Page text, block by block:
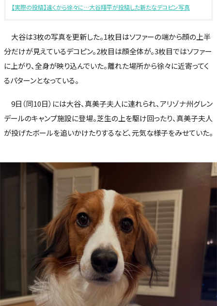
【実際の投稿】遠くから徐々に…大谷翔平が投稿した新たなデコピン写真
大谷は3枚の写真を更新した。1枚目はソファーの端から顔の上半
分だけが見えているデコピン。2枚目は顔全体が。3枚目ではソファー
に上がり、全身が映り込んでいた。離れた場所から徐々に近寄ってく
るパターンとなっている。
9日（同10日）には大谷、真美子夫人に連れられ、アリゾナ州グレン
デールのキャンプ施設に登場。芝生の上を駆け回ったり、真美子夫人
が投げたボールを追いかけたりするなど、元気な様子をみせていた。